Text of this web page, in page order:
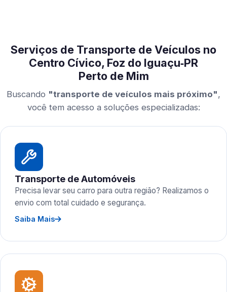
Serviços de Transporte de Veículos no
Centro Cívico, Foz do Iguaçu‑PR
Perto de Mim
Buscando "transporte de veículos mais próximo",
você tem acesso a soluções especializadas:
Transporte de Automóveis
Precisa levar seu carro para outra região? Realizamos o
envio com total cuidado e segurança.
Saiba Mais